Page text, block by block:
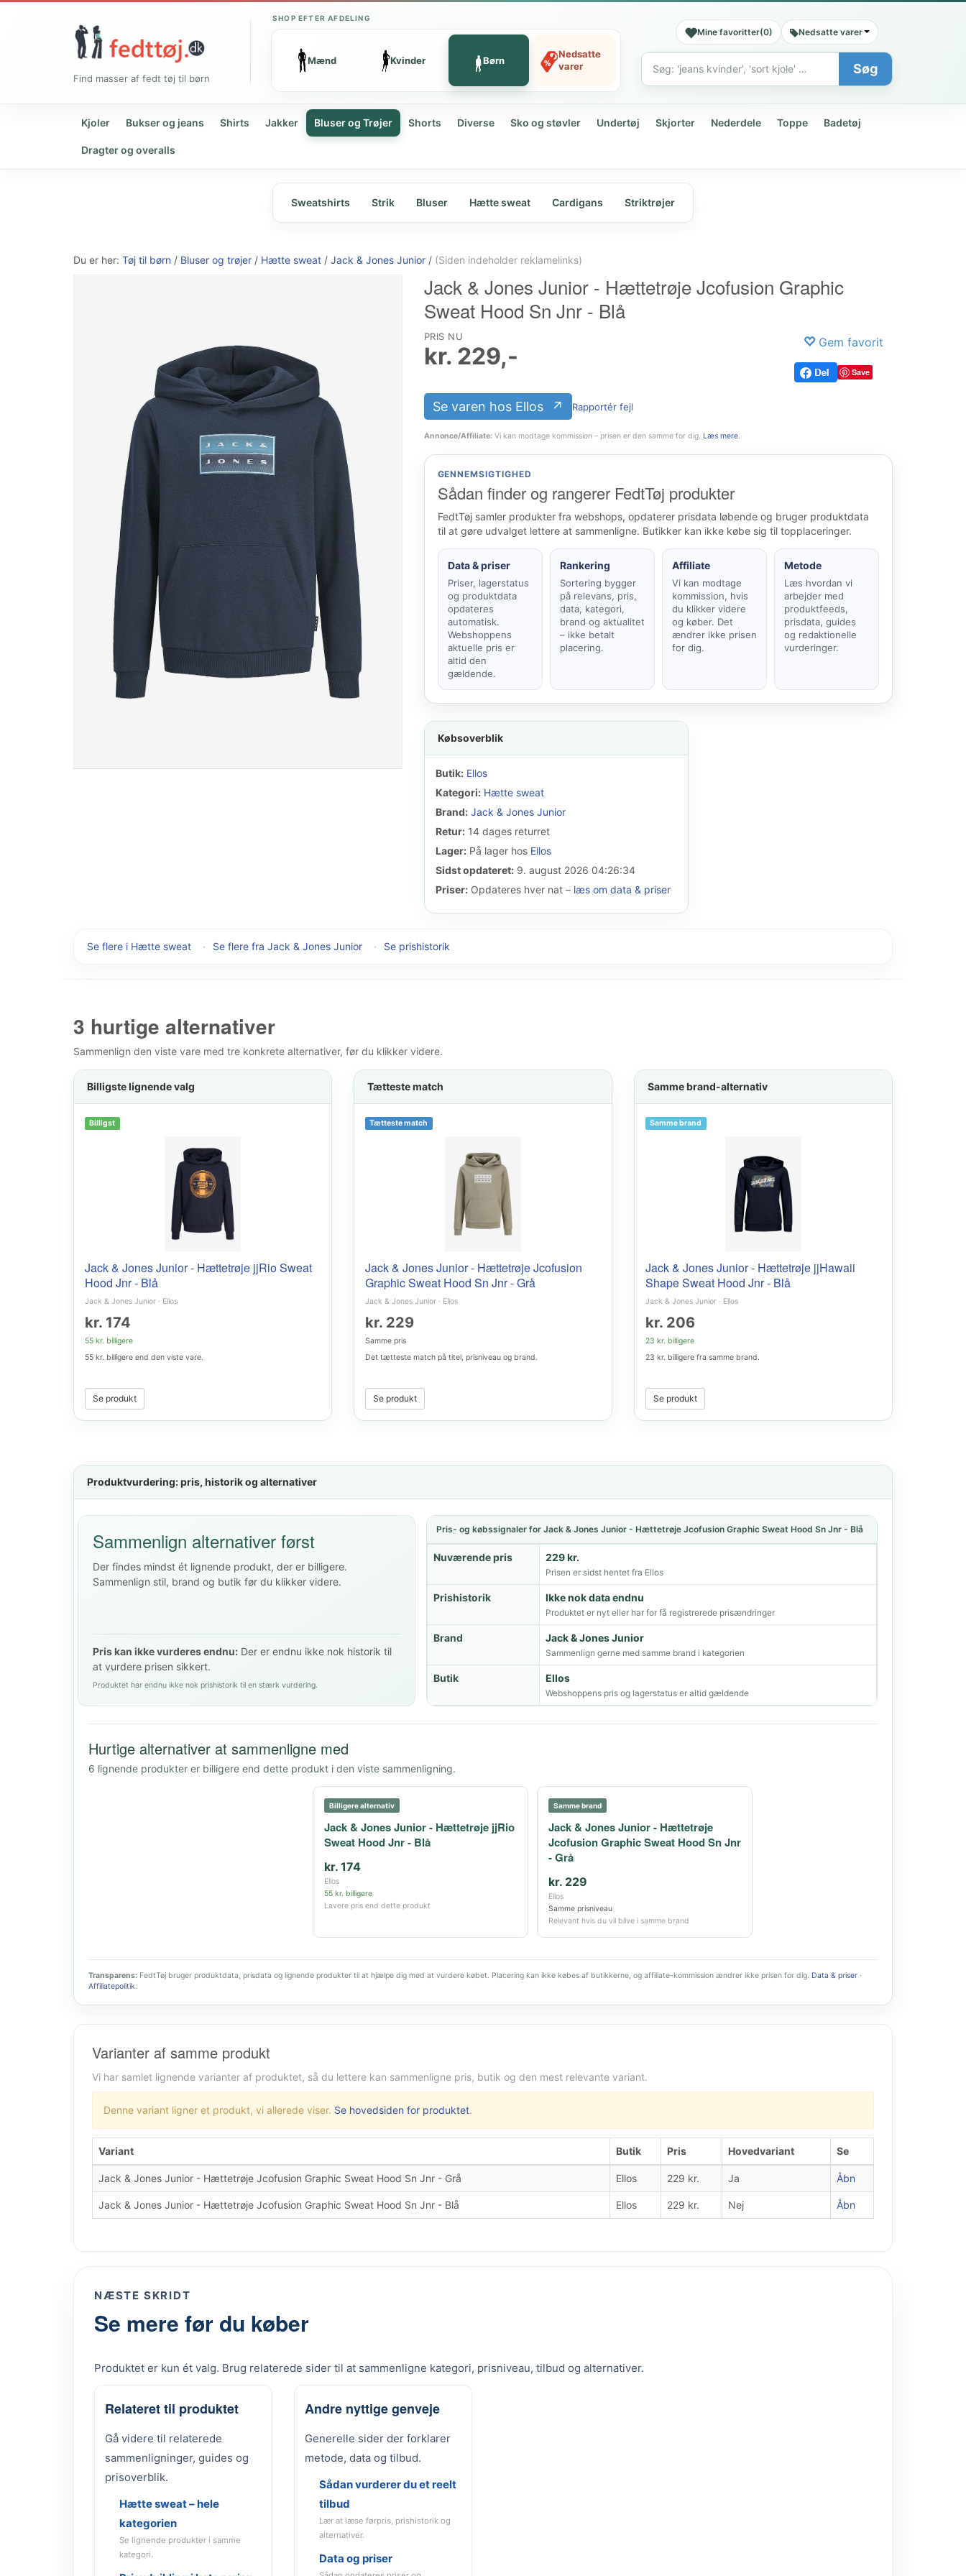
Find masser af fedt tøj til børn
SHOP EFTER AFDELING
Mænd Kvinder Børn
Nedsatte
varer
Mine favoritter(0) Nedsatte varer
Søg
Søg
Kjoler Bukser og jeans Shirts Jakker Bluser og Trøjer Shorts Diverse Sko og støvler Undertøj Skjorter Nederdele Toppe Badetøj
Dragter og overalls
Sweatshirts Strik Bluser Hætte sweat Cardigans Striktrøjer
Du er her: Tøj til børn / Bluser og trøjer / Hætte sweat / Jack & Jones Junior / (Siden indeholder reklamelinks)
Jack & Jones Junior - Hættetrøje Jcofusion Graphic
Sweat Hood Sn Jnr - Blå
PRIS NU
kr. 229,- Gem favorit
Save
Se varen hos Ellos Rapportér fejl
Annonce/Affiliate:Vi kan modtage kommission – prisen er den samme for dig. Læs mere.
GENNEMSIGTIGHED
Sådan finder og rangerer FedtTøj produkter
FedtTøj samler produkter fra webshops, opdaterer prisdata løbende og bruger produktdata
til at gøre udvalget lettere at sammenligne. Butikker kan ikke købe sig til topplaceringer.
Data & priser
Priser, lagerstatus
og produktdata
opdateres
automatisk.
Webshoppens
aktuelle pris er
altid den
gældende.
Rankering
Sortering bygger
på relevans, pris,
data, kategori,
brand og aktualitet
– ikke betalt
placering.
Affiliate
Vi kan modtage
kommission, hvis
du klikker videre
og køber. Det
ændrer ikke prisen
for dig.
Metode
Læs hvordan vi
arbejder med
produktfeeds,
prisdata, guides
og redaktionelle
vurderinger.
Købsoverblik
Butik: Ellos
Kategori: Hætte sweat
Brand: Jack & Jones Junior
Retur:14 dages returret
Lager:På lager hos Ellos
Sidst opdateret:9. august 2026 04:26:34
Priser:Opdateres hver nat – læs om data & priser
Se flere i Hætte sweat · Se flere fra Jack & Jones Junior · Se prishistorik
3 hurtige alternativer
Sammenlign den viste vare med tre konkrete alternativer, før du klikker videre.
Billigste lignende valg
Billigst
Jack & Jones Junior - Hættetrøje jjRio Sweat
Hood Jnr - Blå
Jack & Jones Junior · Ellos
kr. 174
55 kr. billigere
55 kr. billigere end den viste vare.
Se produkt
Tætteste match
Tætteste match
Jack & Jones Junior - Hættetrøje Jcofusion
Graphic Sweat Hood Sn Jnr - Grå
Jack & Jones Junior · Ellos
kr. 229
Samme pris
Det tætteste match på titel, prisniveau og brand.
Se produkt
Samme brand-alternativ
Samme brand
Jack & Jones Junior - Hættetrøje jjHawaii
Shape Sweat Hood Jnr - Blå
Jack & Jones Junior · Ellos
kr. 206
23 kr. billigere
23 kr. billigere fra samme brand.
Se produkt
Produktvurdering: pris, historik og alternativer
Sammenlign alternativer først
Der findes mindst ét lignende produkt, der er billigere.
Sammenlign stil, brand og butik før du klikker videre.
Pris kan ikke vurderes endnu: Der er endnu ikke nok historik til
at vurdere prisen sikkert.
Produktet har endnu ikke nok prishistorik til en stærk vurdering.
Pris- og købssignaler for Jack & Jones Junior - Hættetrøje Jcofusion Graphic Sweat Hood Sn Jnr - Blå
Nuværende pris 229 kr.
Prisen er sidst hentet fra Ellos
Prishistorik Ikke nok data endnu
Produktet er nyt eller har for få registrerede prisændringer
Brand Jack & Jones Junior
Sammenlign gerne med samme brand i kategorien
Butik Ellos
Webshoppens pris og lagerstatus er altid gældende
Hurtige alternativer at sammenligne med
6 lignende produkter er billigere end dette produkt i den viste sammenligning.
Billigere alternativ
Jack & Jones Junior - Hættetrøje jjRio
Sweat Hood Jnr - Blå
kr. 174
Ellos
55 kr. billigere
Lavere pris end dette produkt
Samme brand
Jack & Jones Junior - Hættetrøje
Jcofusion Graphic Sweat Hood Sn Jnr
- Grå
kr. 229
Ellos
Samme prisniveau
Relevant hvis du vil blive i samme brand
Transparens: FedtTøj bruger produktdata, prisdata og lignende produkter til at hjælpe dig med at vurdere købet. Placering kan ikke købes af butikkerne, og affiliate-kommission ændrer ikke prisen for dig. Data & priser ·
Affiliatepolitik.
Varianter af samme produkt
Vi har samlet lignende varianter af produktet, så du lettere kan sammenligne pris, butik og den mest relevante variant.
Denne variant ligner et produkt, vi allerede viser. Se hovedsiden for produktet.
Variant Butik Pris Hovedvariant Se
Jack & Jones Junior - Hættetrøje Jcofusion Graphic Sweat Hood Sn Jnr - Grå Ellos 229 kr. Ja Åbn
Jack & Jones Junior - Hættetrøje Jcofusion Graphic Sweat Hood Sn Jnr - Blå Ellos 229 kr. Nej Åbn
NÆSTE SKRIDT
Se mere før du køber
Produktet er kun ét valg. Brug relaterede sider til at sammenligne kategori, prisniveau, tilbud og alternativer.
Relateret til produktet
Gå videre til relaterede
sammenligninger, guides og
prisoverblik.
Hætte sweat – hele
kategorien
Se lignende produkter i samme
kategori.
Andre nyttige genveje
Generelle sider der forklarer
metode, data og tilbud.
Sådan vurderer du et reelt
tilbud
Lær at læse førpris, prishistorik og
alternativer.
Data og priser